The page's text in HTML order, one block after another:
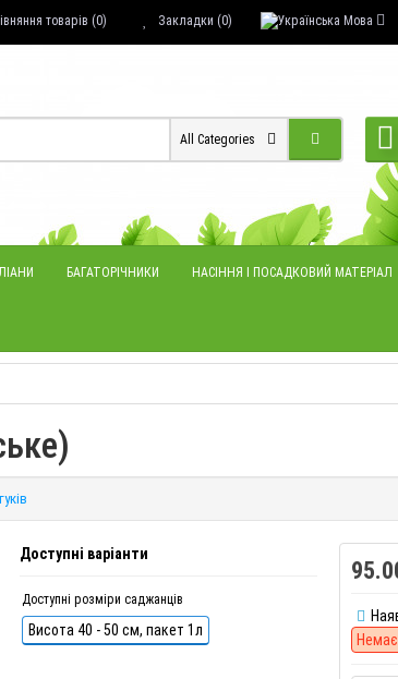
Мова
Закладки (0)
товарів (0)
All Categories
БАГАТОРІЧНИКИ НАСІННЯ І ПОСАДКОВИЙ МАТЕРІАЛ
Доступні варіанти
Доступні розміри саджанців
Висота 40 - 50 см, пакет 1л